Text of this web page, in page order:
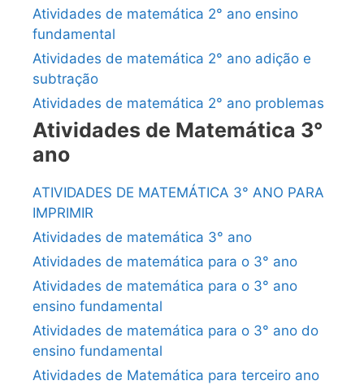
Atividades de matemática 2° ano ensino
fundamental
Atividades de matemática 2° ano adição e
subtração
Atividades de matemática 2° ano problemas
Atividades de Matemática 3°
ano
ATIVIDADES DE MATEMÁTICA 3° ANO PARA
IMPRIMIR
Atividades de matemática 3° ano
Atividades de matemática para o 3° ano
Atividades de matemática para o 3° ano
ensino fundamental
Atividades de matemática para o 3° ano do
ensino fundamental
Atividades de Matemática para terceiro ano